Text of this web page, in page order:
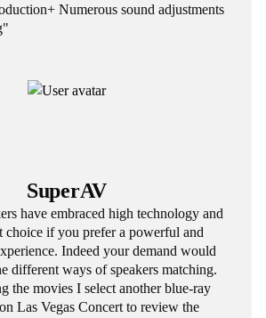
Numerous sound adjustments
SuperAV
have embraced high technology and
choice if you prefer a powerful and
Indeed your demand would
different ways of speakers matching.
the movies I select another blue-ray
Las Vegas Concert to review the